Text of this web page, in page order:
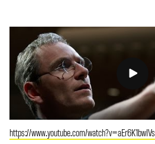
https://www.youtube.com/watch?v=aEr6K1bwIVs